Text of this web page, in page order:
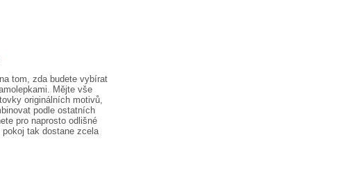
tom, zda budete vybírat
Mějte vše
originálních motivů,
podle ostatních
pro naprosto odlišné
tak dostane zcela